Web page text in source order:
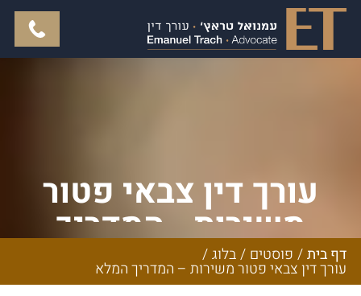
עורך דין צבאי פטור
משירות - המדריך
המלא דף בית/ פוסטים /בלוג/
עורך דין צבאי פטור משירות – המדריך המלא